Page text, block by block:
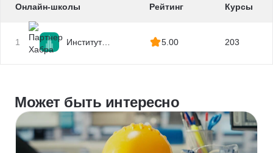
Онлайн-школы Рейтинг Курсы
1
Институт
5.00 203
Может быть интересно